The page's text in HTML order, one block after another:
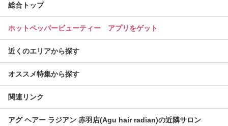
総合トップ
ホットペッパービューティー アプリをゲット
近くのエリアから探す
オススメ特集から探す
関連リンク
アグ ヘアー ラジアン 赤羽店(Agu hair radian)の近隣サロン